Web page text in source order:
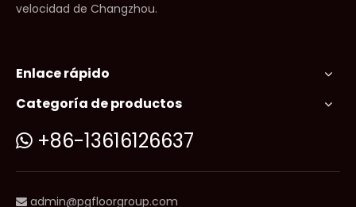
velocidad de Changzhou.
Enlace rápido
Categoría de productos
 +86-13616126637
 admin@pgfloorgroup.com